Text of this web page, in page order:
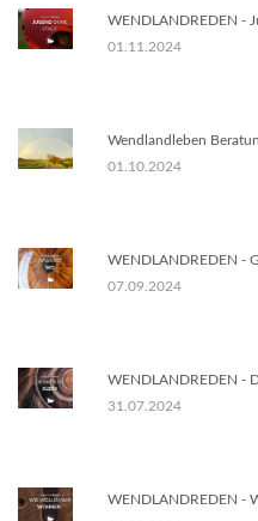
WENDLANDREDEN -
01.11.2024
Wendlandleben
01.10.2024
WENDLANDREDEN -
07.09.2024
WENDLANDREDEN -
31.07.2024
WENDLANDREDEN -